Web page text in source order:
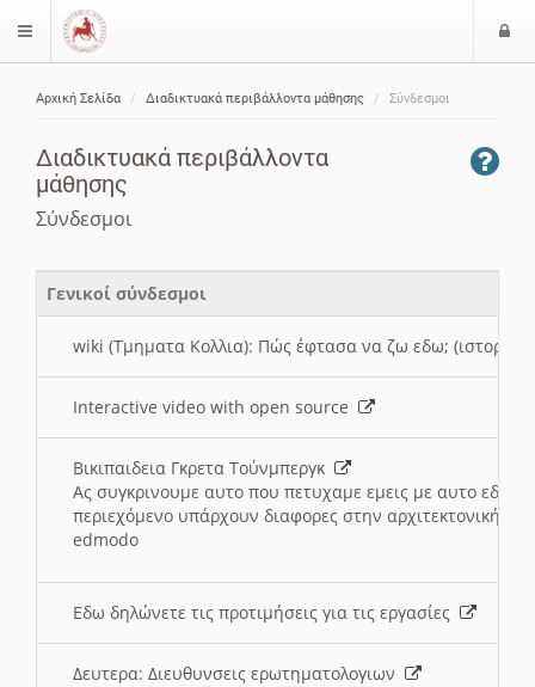
$langMenu
Αρχική Σελίδα Διαδικτυακά περιβάλλοντα μάθησης Σύνδεσμοι
Διαδικτυακά περιβάλλοντα
μάθησης
Σύνδεσμοι
Γενικοί σύνδεσμοι
wiki (Τμηματα Κολλια): Πώς έφτασα να ζω εδω; (ιστορια)
Interactive video with open source
Βικιπαιδεια Γκρετα Τούνμπεργκ
Ας συγκρινουμε αυτο που πετυχαμε εμεις με αυτο εδω
περιεχόμενο υπάρχουν διαφορες στην αρχιτεκτονική
edmodo
Εδω δηλώνετε τις προτιμήσεις για τις εργασίες
Δευτερα: Διευθυνσεις ερωτηματολογιων